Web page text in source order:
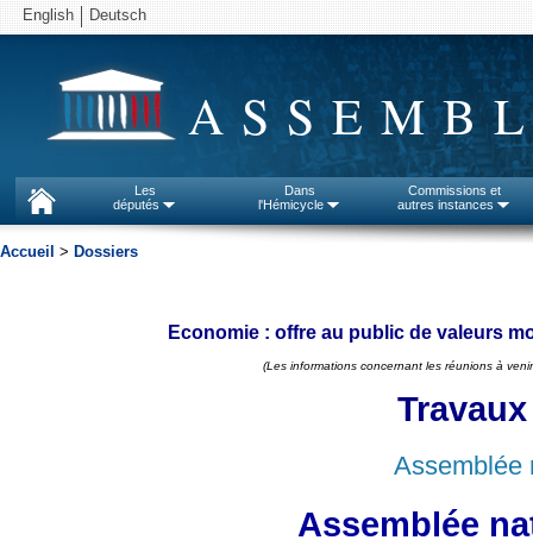
English Deutsch
Les
députés
Dans
l'Hémicycle
Commissions et
autres instances
Accueil > Dossiers
Economie : offre au public de valeurs
(Les informations concernant les réunions à
Assemblée
Assemblée